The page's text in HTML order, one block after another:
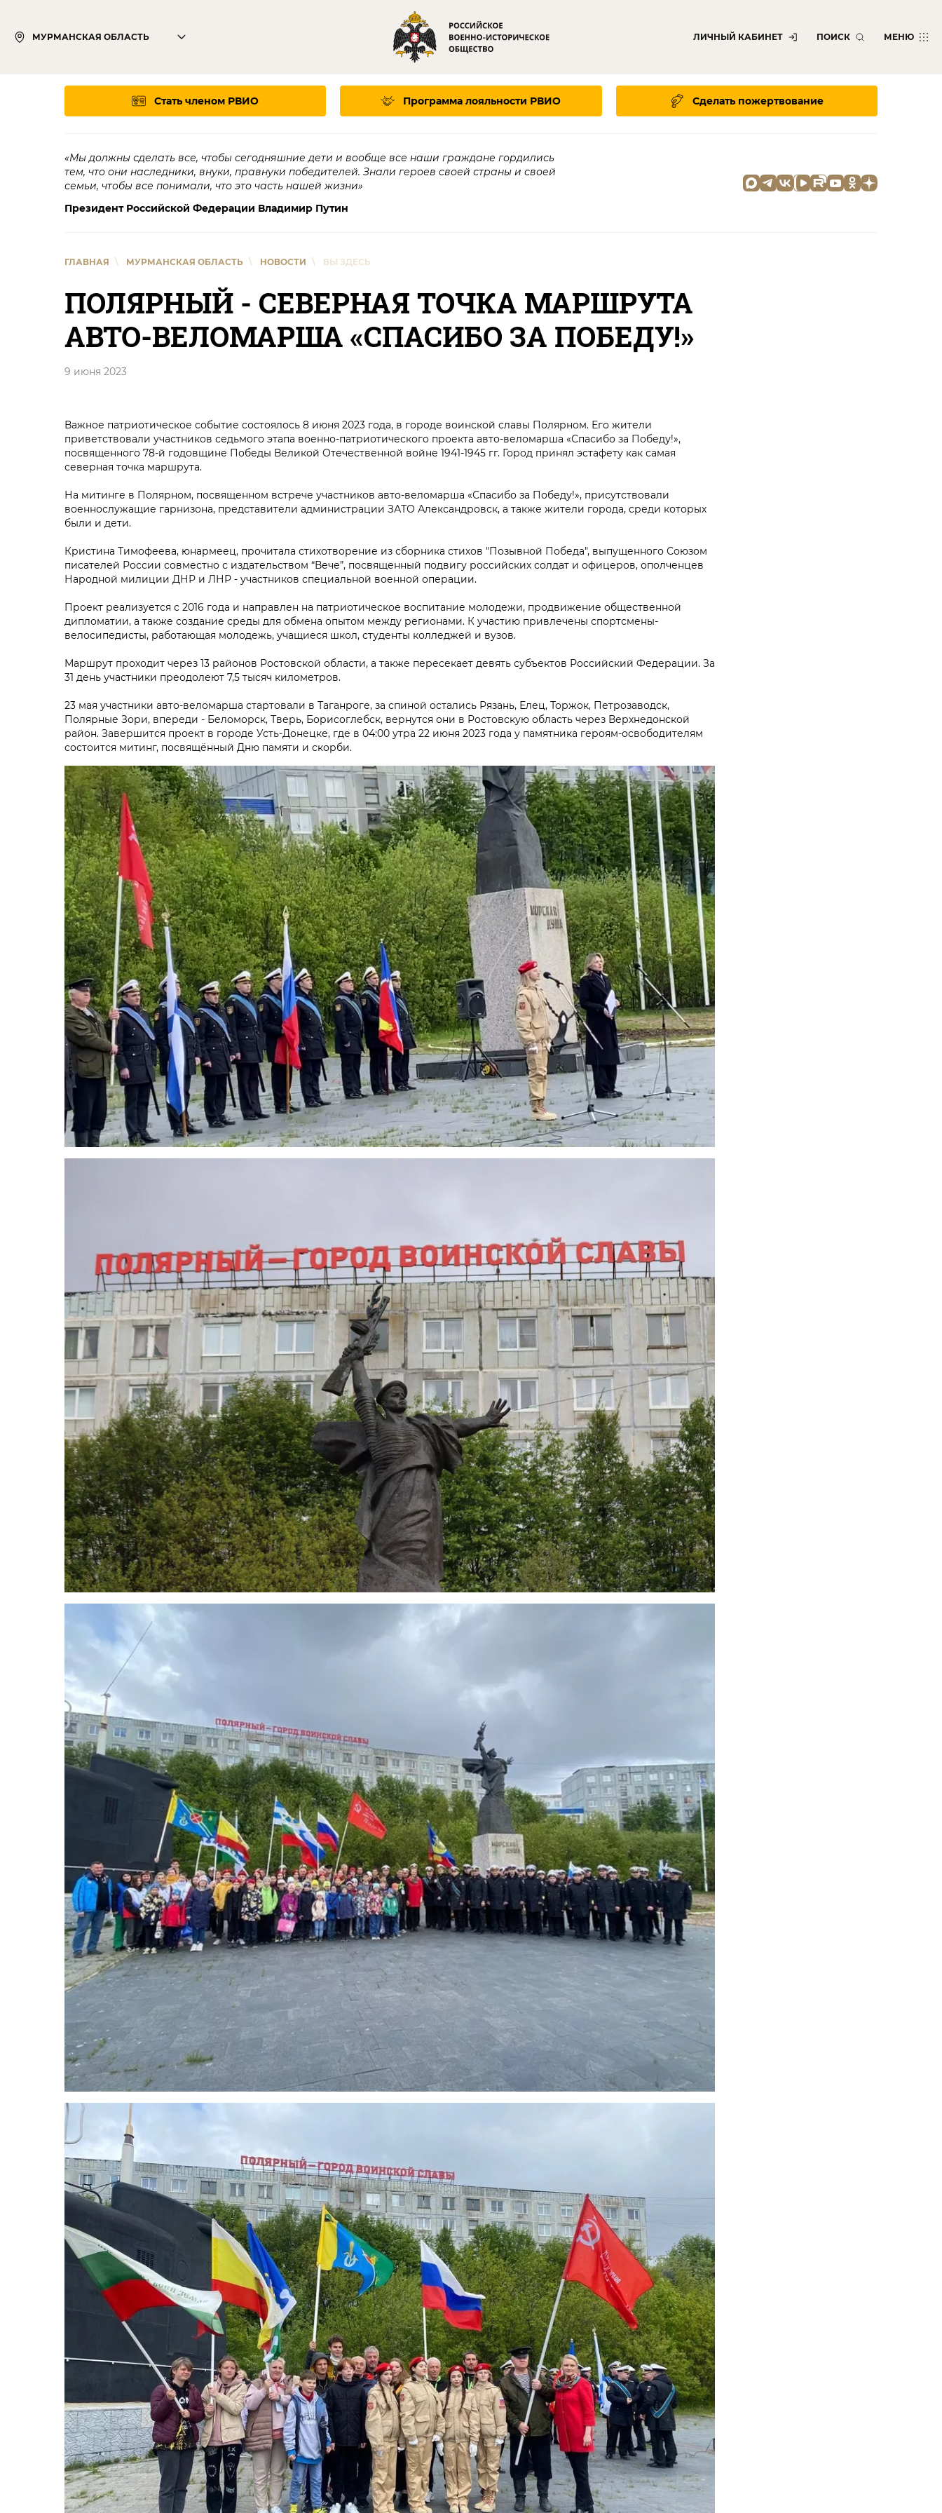
МУРМАНСКАЯ ОБЛАСТЬ ЛИЧНЫЙ КАБИНЕТ ПОИСК МЕНЮ
Стать членом РВИО Программа лояльности РВИО Сделать пожертвование
«Мы должны сделать все, чтобы сегодняшние дети и вообще все наши граждане гордились
тем, что они наследники, внуки, правнуки победителей. Знали героев своей страны и своей
семьи, чтобы все понимали, что это часть нашей жизни»
Президент Российской Федерации Владимир Путин
ГЛАВНАЯ \ МУРМАНСКАЯ ОБЛАСТЬ \ НОВОСТИ \ ВЫ ЗДЕСЬ
ПОЛЯРНЫЙ - СЕВЕРНАЯ ТОЧКА МАРШРУТА
АВТО-ВЕЛОМАРША «СПАСИБО ЗА ПОБЕДУ!»
9 июня 2023
Важное патриотическое событие состоялось 8 июня 2023 года, в городе воинской славы Полярном. Его жители
приветствовали участников седьмого этапа военно-патриотического проекта авто-веломарша «Спасибо за Победу!»,
посвященного 78-й годовщине Победы Великой Отечественной войне 1941-1945 гг. Город принял эстафету как самая
северная точка маршрута.
На митинге в Полярном, посвященном встрече участников авто-веломарша «Спасибо за Победу!», присутствовали
военнослужащие гарнизона, представители администрации ЗАТО Александровск, а также жители города, среди которых
были и дети.
Кристина Тимофеева, юнармеец, прочитала стихотворение из сборника стихов "Позывной Победа", выпущенного Союзом
писателей России совместно с издательством “Вече”, посвященный подвигу российских солдат и офицеров, ополченцев
Народной милиции ДНР и ЛНР - участников специальной военной операции.
Проект реализуется с 2016 года и направлен на патриотическое воспитание молодежи, продвижение общественной
дипломатии, а также создание среды для обмена опытом между регионами. К участию привлечены спортсмены-
велосипедисты, работающая молодежь, учащиеся школ, студенты колледжей и вузов.
Маршрут проходит через 13 районов Ростовской области, а также пересекает девять субъектов Российский Федерации. За
31 день участники преодолеют 7,5 тысяч километров.
23 мая участники авто-веломарша стартовали в Таганроге, за спиной остались Рязань, Елец, Торжок, Петрозаводск,
Полярные Зори, впереди - Беломорск, Тверь, Борисоглебск, вернутся они в Ростовскую область через Верхнедонской
район. Завершится проект в городе Усть-Донецке, где в 04:00 утра 22 июня 2023 года у памятника героям-освободителям
состоится митинг, посвящённый Дню памяти и скорби.